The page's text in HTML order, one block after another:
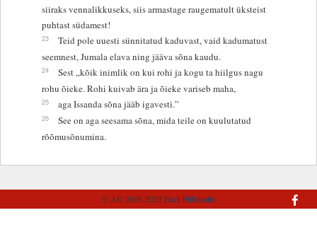
siiraks vennalikkuseks, siis armastage raugematult üksteist
puhtast südamest!
23
Teid pole uuesti sünnitatud kaduvast, vaid kadumatust
seemnest, Jumala elava ning jääva sõna kaudu.
24
Sest „kõik inimlik on kui rohi ja kogu ta hiilgus nagu
rohu õieke. Rohi kuivab ära ja õieke variseb maha,
25 aga Issanda sõna jääb igavesti.”
26
See on aga seesama sõna, mida teile on kuulutatud
rõõmusõnumina.
© AD 2005-2022Eesti Piibliselts